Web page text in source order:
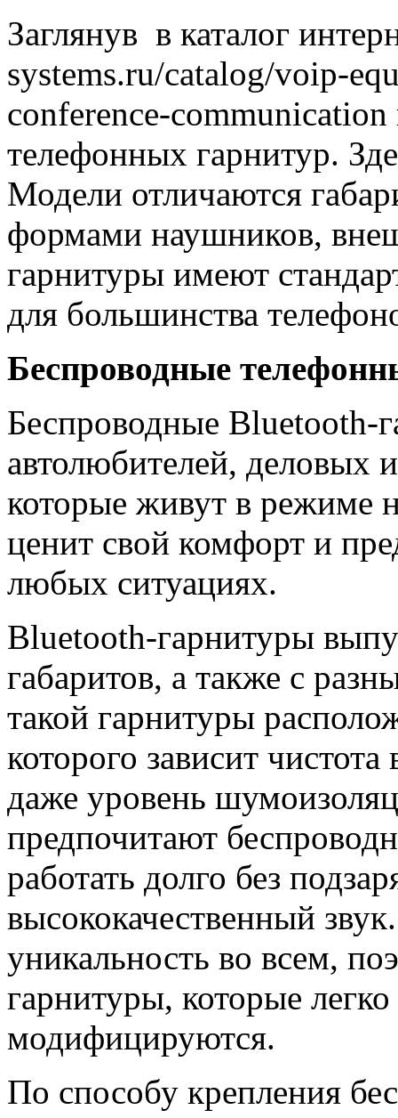
Заглянув в каталог
systems.ru/catalog/voip-
conference-
телефонных гарнитур.
Модели отличаются
формами наушников,
гарнитуры имеют
для большинства
Беспроводные
Беспроводные
автолюбителей,
которые живут в режиме
ценит свой комфорт и
любых ситуациях.
Bluetooth-гарнитуры
габаритов, а также с
такой гарнитуры
которого зависит
даже уровень
предпочитают
работать долго без
высококачественный
уникальность во всем,
гарнитуры, которые
модифицируются.
По способу крепления